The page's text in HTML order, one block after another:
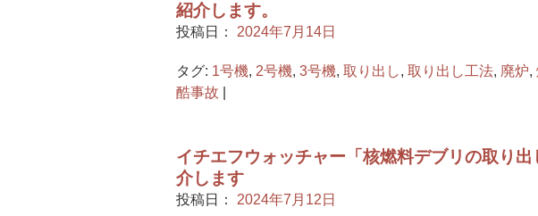
紹介します。
投稿日： 2024年7月14日
タグ: 1号機, 2号機, 3号機, 取り出し, 取り出し工法, 廃炉,
酷事故
イチエフウォッチャー「核燃料デブリの取り
介します
投稿日： 2024年7月12日